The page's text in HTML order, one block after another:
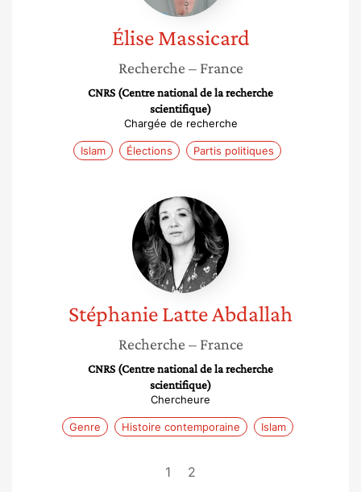
Élise Massicard
Recherche – France
CNRS (Centre national de la recherche
scientifique)
Chargée de recherche
Islam Élections Partis politiques
Stéphanie
Latte
Abdallah
StéphanieLatte Abdallah
Recherche – France
CNRS (Centre national de la recherche
scientifique)
Chercheure
Genre Histoire contemporaine Islam
1 2